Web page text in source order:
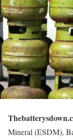
Mineral (ESDM),